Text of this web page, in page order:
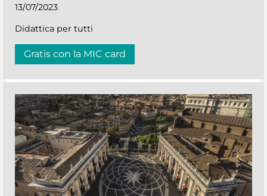
13/07/2023
Didattica per tutti
Gratis con la MIC card